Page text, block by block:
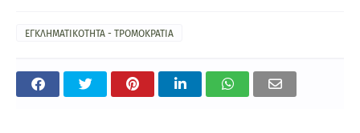
ΕΓΚΛΗΜΑΤΙΚΟΤΗΤΑ - ΤΡΟΜΟΚΡΑΤΙΑ